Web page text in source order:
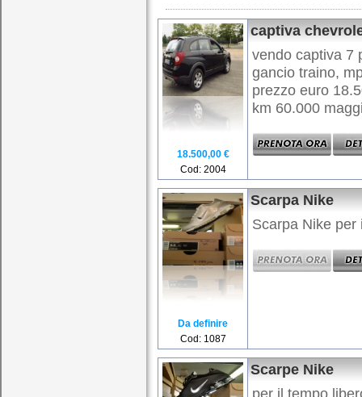
18.500,00 €
Cod: 2004
captiva
vendo captiva 7
gancio traino,
prezzo euro
km 60.000
Da definire
Cod: 1087
Scarpa Nike
Scarpa Nike
Scarpe Nike
per il tempo